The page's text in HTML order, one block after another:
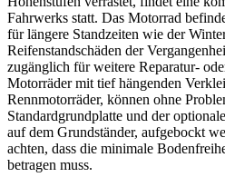
Fahrwerks statt. Das Motorrad
für längere Standzeiten wie der
Reifenstandschäden der
zugänglich für weitere Reparatur-
Motorräder mit tief hängenden
Rennmotorräder, können ohne
Standardgrundplatte und der
auf dem Grundständer, aufgebockt
achten, dass die minimale
betragen muss.